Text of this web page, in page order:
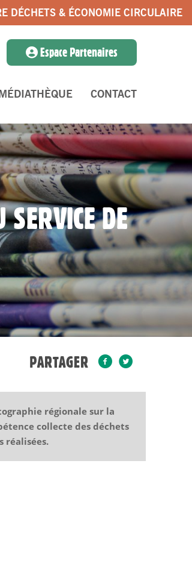
DÉCHETS & ÉCONOMIE CIRCULAIRE
Espace Partenaires
CONTACT
DE
PARTAGER
régionale sur la
collecte des déchets
réalisées.